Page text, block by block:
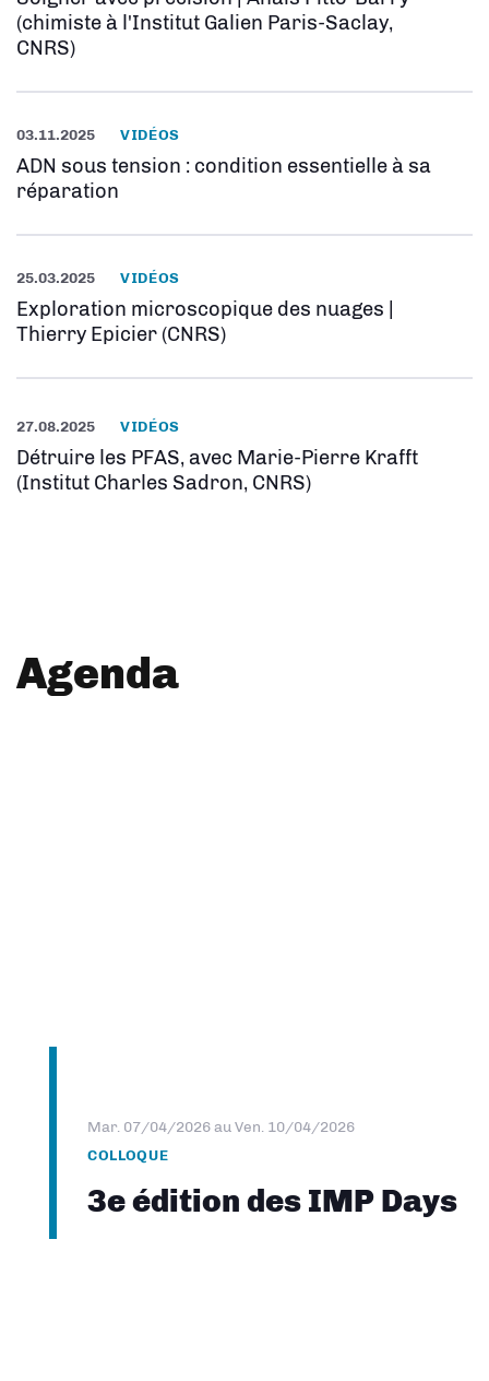
(chimiste à l'Institut Galien Paris-Saclay,
CNRS)
03.11.2025 VIDÉOS
ADN sous tension : condition essentielle à sa
réparation
25.03.2025 VIDÉOS
Exploration microscopique des nuages |
Thierry Epicier (CNRS)
27.08.2025 VIDÉOS
Détruire les PFAS, avec Marie-Pierre Krafft
(Institut Charles Sadron, CNRS)
Agenda
Mar. 07/04/2026au Ven. 10/04/2026
COLLOQUE
3e édition des IMP Days